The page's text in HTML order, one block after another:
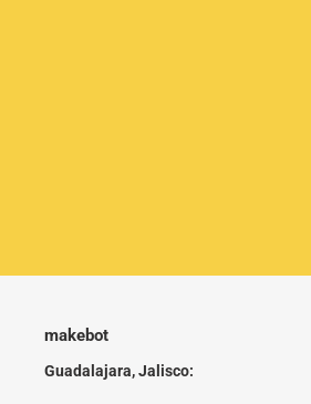
makebot
Guadalajara, Jalisco: